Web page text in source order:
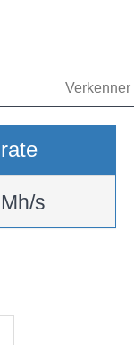
Verkenner
Mh/s